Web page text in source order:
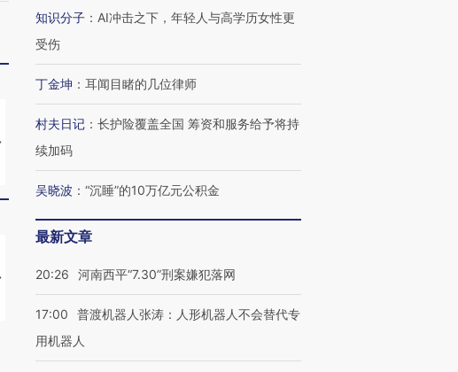
视线｜“入侵”还是“人道危
机”？难民潮撕裂西班牙
飞地休达
4000人
米
【推广】走进第四届链博
会，让数智科技“链”接产
【特别呈现】寻找100种
有意思的生活方式·第三对
CFO：不靠规模取胜，华
住三大增长引擎是什么？
知识分子 ： AI冲击之下，年轻人与高学历女性更
受伤
丁金坤 ： 耳闻目睹的几位律师
村夫日记 ： 长护险覆盖全国 筹资和服务给予将持
续加码
吴晓波 ： “沉睡”的10万亿元公积金
最新文章
20:26 河南西平“7.30”刑案嫌犯落网
17:00
普渡机器人张涛：人形机器人不会替代专
用机器人